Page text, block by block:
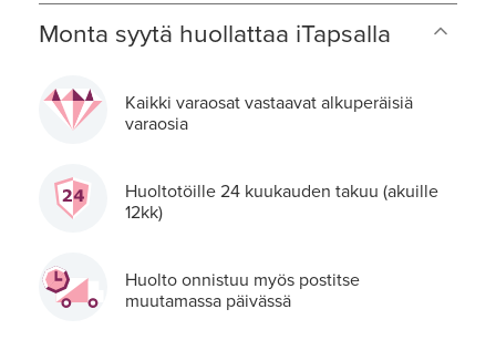
Monta syytä huollattaa iTapsalla
Kaikki varaosat vastaavat alkuperäisiä
varaosia
Huoltotöille 24 kuukauden takuu (akuille
12kk)
Huolto onnistuu myös postitse
muutamassa päivässä